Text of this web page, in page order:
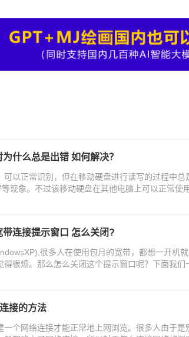
什么总是出错 如何解决？
以正常识别，但在移动硬盘进行读写的过程中总
现象。不过该移动硬盘在其他电脑上可以正常使
连接提示窗口 怎么关闭?
很多人在使用包月的宽带，都想一开机就
很烦。那么怎么关闭这个提示窗口呢？下面我们
接的方法
个网络连接才能正常地上网浏览。很多人由于是